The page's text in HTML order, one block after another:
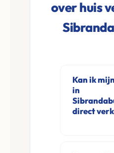
over huis
Kan ik
in
direct